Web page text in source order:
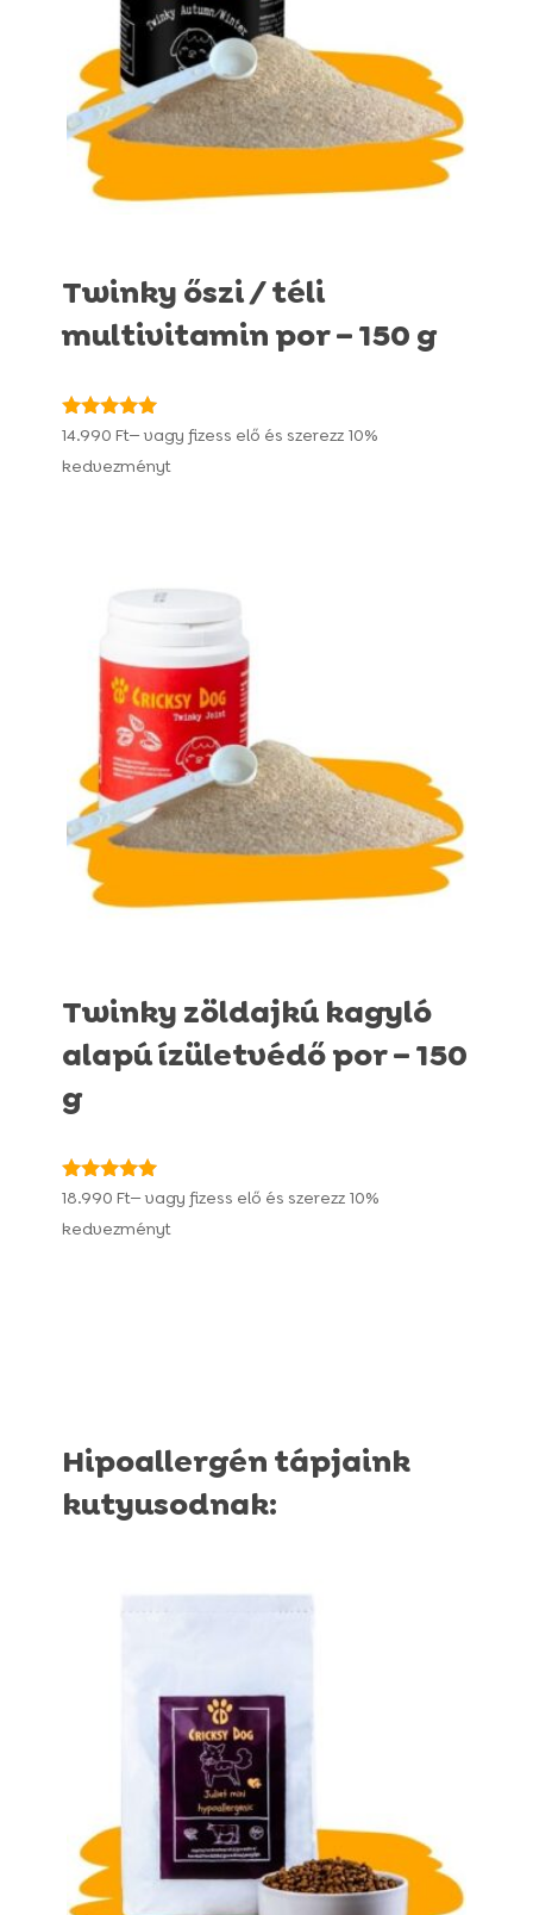
Twinky őszi / téli
multivitamin por – 150 g
Értékelés:
/ 5
14.990 Ft— vagy fizess elő és szerezz 10%
kedvezményt
Twinky zöldajkú kagyló
alapú ízületvédő por – 150
g
Értékelés:
/ 5
18.990 Ft— vagy fizess elő és szerezz 10%
kedvezményt
Hipoallergén tápjaink
kutyusodnak: